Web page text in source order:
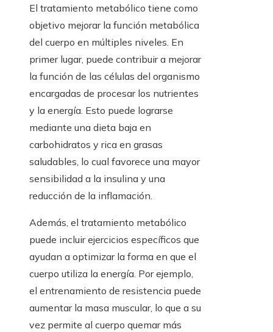
El tratamiento metabólico tiene como
objetivo mejorar la función metabólica
del cuerpo en múltiples niveles. En
primer lugar, puede contribuir a mejorar
la función de las células del organismo
encargadas de procesar los nutrientes
y la energía. Esto puede lograrse
mediante una dieta baja en
carbohidratos y rica en grasas
saludables, lo cual favorece una mayor
sensibilidad a la insulina y una
reducción de la inflamación.
Además, el tratamiento metabólico
puede incluir ejercicios específicos que
ayudan a optimizar la forma en que el
cuerpo utiliza la energía. Por ejemplo,
el entrenamiento de resistencia puede
aumentar la masa muscular, lo que a su
vez permite al cuerpo quemar más